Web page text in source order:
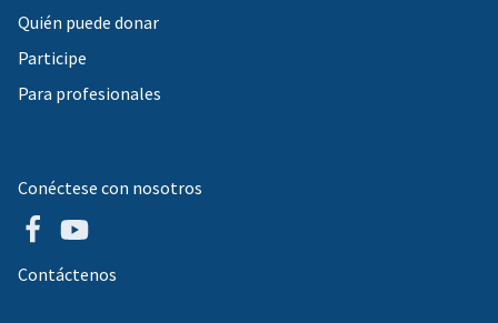
Quién puede donar
Participe
Para profesionales
Conéctese con nosotros
Contáctenos